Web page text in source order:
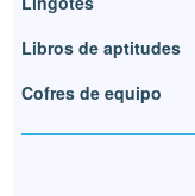
Libros de aptitudes
Cofres de equipo